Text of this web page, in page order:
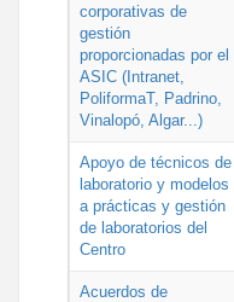
corporativas de
gestión
proporcionadas por el
ASIC (Intranet,
PoliformaT, Padrino,
Vinalopó, Algar...)
Apoyo de técnicos de
laboratorio y modelos
a prácticas y gestión
de laboratorios del
Centro
Acuerdos de